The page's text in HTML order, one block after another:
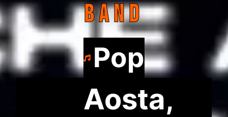
BAND
Pop
Aosta,